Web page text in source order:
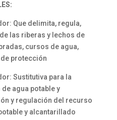
Que delimita, regula,
las riberas y lechos de
cursos de agua,
protección
Sustitutiva para la
agua potable y
y regulación del recurso
y alcantarillado